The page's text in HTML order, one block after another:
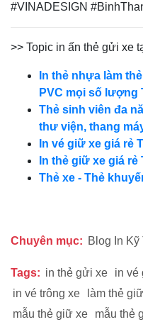
#VINADESIGN
>> Topic in ấn thẻ gửi xe
In thẻ nhựa làm
PVC mọi số lượng
Thẻ sinh viên đa
thư viện, thang
In vé giữ xe giá rẻ
In thẻ giữ xe giá rẻ
Thẻ xe - Thẻ
Chuyên mục: Blog In Kỹ
Tags: in thẻ gửi xe in vé
in vé trông xe
làm thẻ
mẫu thẻ giữ xe
mẫu thẻ